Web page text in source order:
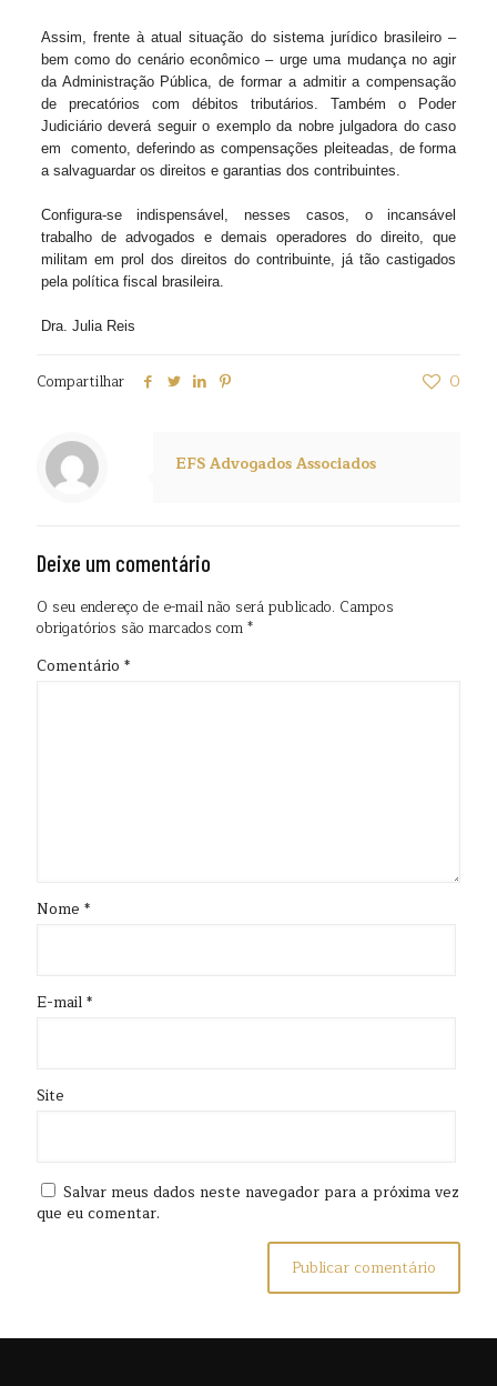
Assim, frente à atual situação do sistema jurídico brasileiro –
bem como do cenário econômico – urge uma mudança no agir
da Administração Pública, de formar a admitir a compensação
de precatórios com débitos tributários. Também o Poder
Judiciário deverá seguir o exemplo da nobre julgadora do caso
em
comento, deferindo as compensações pleiteadas, de forma
a salvaguardar os direitos e garantias dos contribuintes.
Configura-se indispensável, nesses casos, o incansável
trabalho de advogados e demais operadores do direito, que
militam em prol dos direitos do contribuinte, já tão castigados
pela política fiscal brasileira.
Dra. Julia Reis
Compartilhar 0
EFS Advogados Associados
Deixe um comentário
O seu endereço de e-mail não será publicado. Campos
obrigatórios são marcados com*
Comentário *
Nome *
E-mail*
Site
Salvar meus dados neste navegador para a próxima vez
que eu comentar.